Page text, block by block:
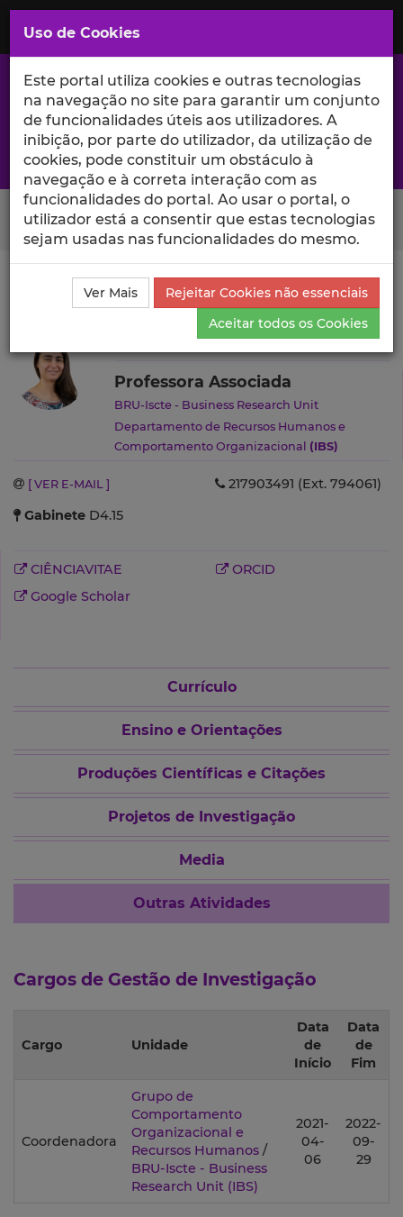
Saltar
para
Conteúdo
Principal
A excelência da investigação e ciência no Iscte
Search Button
Ciência_Iscte Autores Patrícia Costa
Atividades
Patrícia Costa
Professora Associada
BRU-Iscte - Business Research Unit
Departamento de Recursos Humanos e
Comportamento Organizacional (IBS)
[ VER E-MAIL ]
217903491 (Ext. 794061)
Gabinete D4.15
CIÊNCIAVITAE
ORCID
Google Scholar
Currículo
Ensino e Orientações
Produções Científicas e Citações
Projetos de Investigação
Media
Outras Atividades
Cargos de Gestão de Investigação
Cargo Unidade
Data
de
Início
Data
de
Fim
Coordenadora
Grupo de
Comportamento
Organizacional e
Recursos Humanos /
BRU-Iscte - Business
Research Unit (IBS)
2021-
04-
06
2022-
09-
29
Uso de Cookies
Este portal utiliza cookies e outras tecnologias
na navegação no site para garantir um conjunto
de funcionalidades úteis aos utilizadores. A
inibição, por parte do utilizador, da utilização de
cookies, pode constituir um obstáculo à
navegação e à correta interação com as
funcionalidades do portal. Ao usar o portal, o
utilizador está a consentir que estas tecnologias
sejam usadas nas funcionalidades do mesmo.
Ver Mais
Rejeitar Cookies não essenciais
Aceitar todos os Cookies